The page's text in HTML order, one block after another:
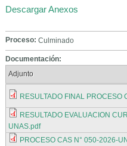
Descargar Anexos
Proceso:Culminado
Documentación:
Adjunto
RESULTADO FINAL
RESULTADO EVALUACION
UNAS.pdf
PROCESO CAS N° 050-2026-